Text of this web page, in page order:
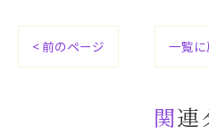
< 前のページ 一覧に
関